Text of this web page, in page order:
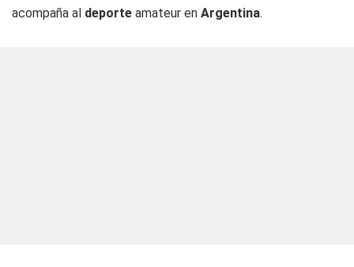
acompaña al deporte amateur en Argentina.